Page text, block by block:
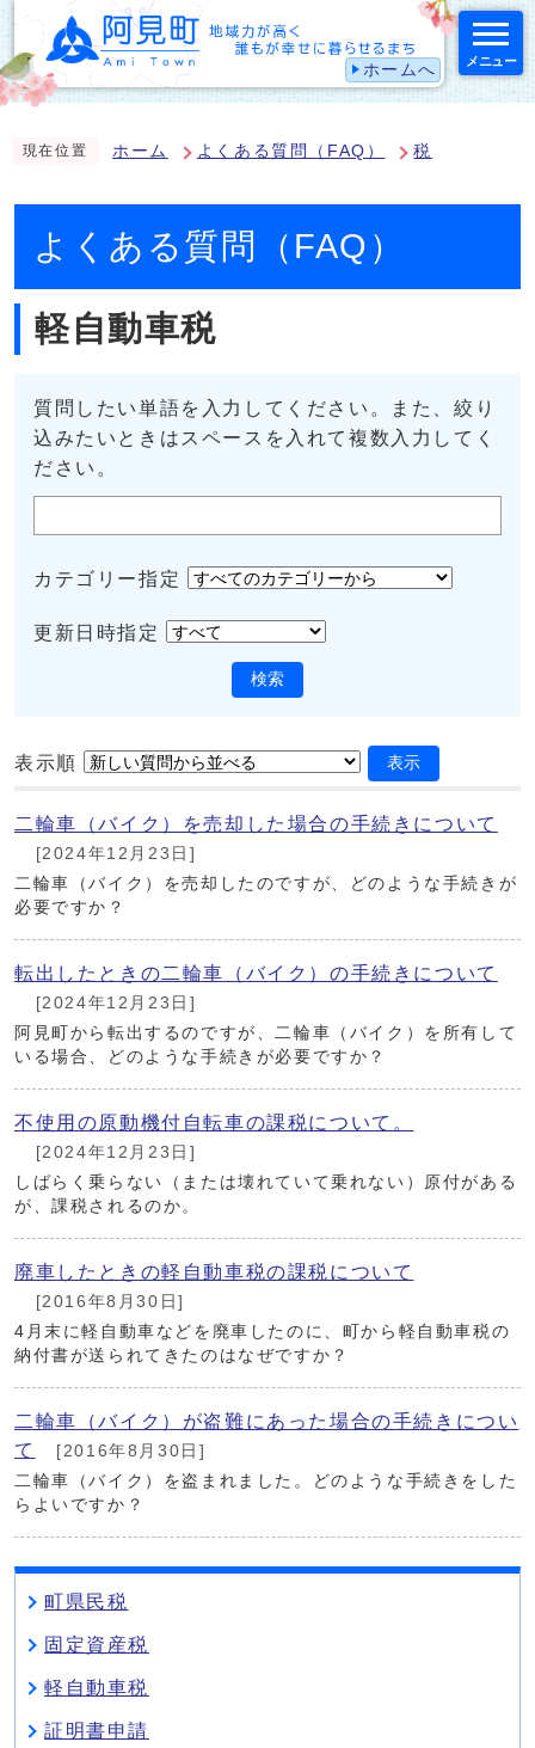
ホームへ メニュー
現在位置 ホーム よくある質問（FAQ） 税
よくある質問（FAQ）
軽自動車税
質問したい単語を入力してください。また、絞り
込みたいときはスペースを入れて複数入力してく
ださい。
カテゴリー指定
更新日時指定
検索
表示順 表示
二輪車（バイク）を売却した場合の手続きについて
[2024年12月23日]
二輪車（バイク）を売却したのですが、どのような手続きが
必要ですか？
転出したときの二輪車（バイク）の手続きについて
[2024年12月23日]
阿見町から転出するのですが、二輪車（バイク）を所有して
いる場合、どのような手続きが必要ですか？
不使用の原動機付自転車の課税について。
[2024年12月23日]
しばらく乗らない（または壊れていて乗れない）原付がある
が、課税されるのか。
廃車したときの軽自動車税の課税について
[2016年8月30日]
4月末に軽自動車などを廃車したのに、町から軽自動車税の
納付書が送られてきたのはなぜですか？
二輪車（バイク）が盗難にあった場合の手続きについ
て
[2016年8月30日]
二輪車（バイク）を盗まれました。どのような手続きをした
らよいですか？
町県民税
固定資産税
軽自動車税
証明書申請